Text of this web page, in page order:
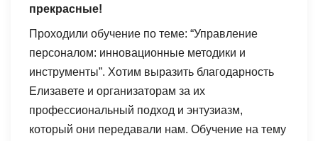
прекрасные!
Проходили обучение по теме: “Управление
персоналом: инновационные методики и
инструменты”. Хотим выразить благодарность
Елизавете и организаторам за их
профессиональный подход и энтузиазм,
который они передавали нам. Обучение на тему